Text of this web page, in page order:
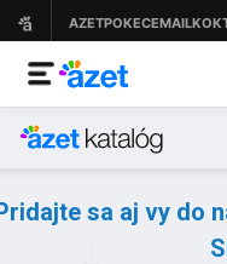
sa aj vy do